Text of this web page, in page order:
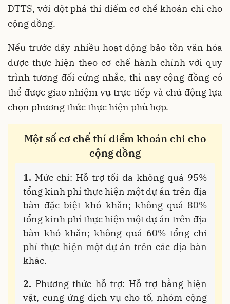
DTTS, với đột phá thí điểm cơ chế khoán chi cho
cộng đồng.
Nếu trước đây nhiều hoạt động bảo tồn văn hóa
được thực hiện theo cơ chế hành chính với quy
trình tương đối cứng nhắc, thì nay cộng đồng có
thể được giao nhiệm vụ trực tiếp và chủ động lựa
chọn phương thức thực hiện phù hợp.
Một số cơ chế thí điểm khoán chi cho
cộng đồng
1. Mức chi: Hỗ trợ tối đa không quá 95%
tổng kinh phí thực hiện một dự án trên địa
bàn đặc biệt khó khăn; không quá 80%
tổng kinh phí thực hiện một dự án trên địa
bàn khó khăn; không quá 60% tổng chi
phí thực hiện một dự án trên các địa bàn
khác.
2. Phương thức hỗ trợ: Hỗ trợ bằng hiện
vật, cung ứng dịch vụ cho tổ, nhóm cộng